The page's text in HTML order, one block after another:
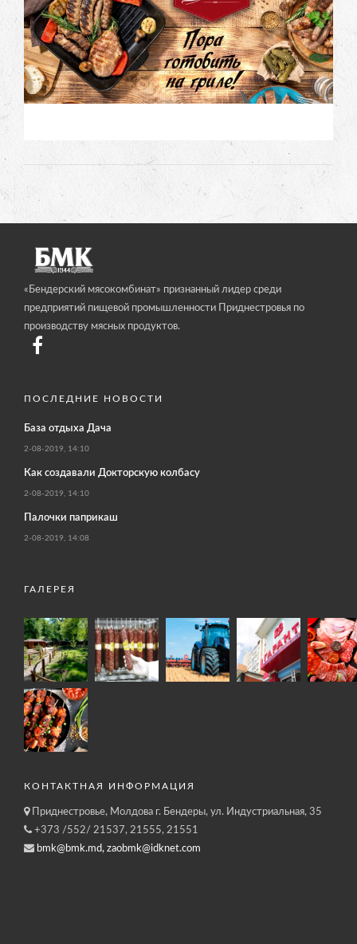
«Бендерский мясокомбинат» признанный лидер среди
предприятий пищевой промышленности Приднестровья по
производству мясных продуктов.
ПОСЛЕДНИЕ НОВОСТИ
База отдыха Дача
2-08-2019, 14:10
Как создавали Докторскую колбасу
2-08-2019, 14:10
Палочки паприкаш
2-08-2019, 14:08
ГАЛЕРЕЯ
КОНТАКТНАЯ ИНФОРМАЦИЯ
Приднестровье, Молдова г. Бендеры, ул. Индустриальная, 35
+373 /552/ 21537, 21555, 21551
bmk@bmk.md, zaobmk@idknet.com